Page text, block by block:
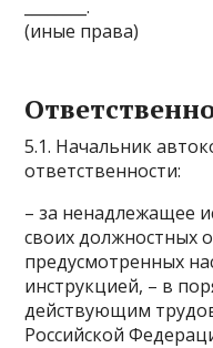
________.
(иные права)
5.1. Начальник
ответственности:
– за ненадлежащее
своих должностных
предусмотренных
инструкцией, – в
действующим
Российской